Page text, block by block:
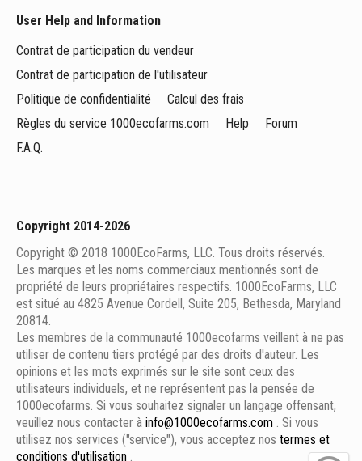
User Help and Information
Contrat de participation du vendeur
Contrat de participation de l'utilisateur
Politique de confidentialité
Calcul des frais
Règles du service 1000ecofarms.com
Help
Forum
F.A.Q.
Copyright 2014-2026
Copyright © 2018 1000EcoFarms, LLC. Tous droits réservés.
Les marques et les noms commerciaux mentionnés sont de
propriété de leurs propriétaires respectifs. 1000EcoFarms, LLC
est situé au 4825 Avenue Cordell, Suite 205, Bethesda, Maryland
20814.
Les membres de la communauté 1000eсofarms veillent à ne pas
utiliser de contenu tiers protégé par des droits d'auteur. Les
opinions et les mots exprimés sur le site sont ceux des
utilisateurs individuels, et ne représentent pas la pensée de
1000ecofarms. Si vous souhaitez signaler un langage offensant,
veuillez nous contacter à info@1000ecofarms.com . Si vous
utilisez nos services ("service"), vous acceptez nos termes et
conditions d'utilisation .